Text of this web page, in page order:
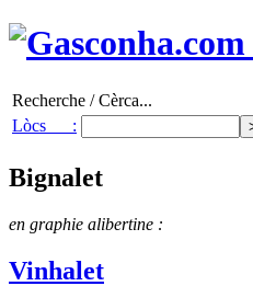
Recherche / Cèrca...
Lòcs :
Bignalet
en graphie alibertine :
Vinhalet